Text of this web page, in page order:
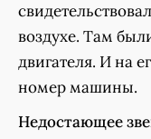
воздухе. Там
двигателя. И на
номер машины.
Недостающее